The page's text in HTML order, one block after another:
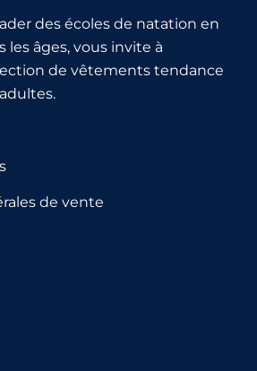
des écoles de natation en
les âges, vous invite à
de vêtements tendance
de vente